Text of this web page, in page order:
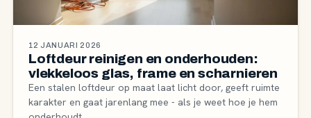
12 JANUARI 2026
Loftdeur reinigen en onderhouden:
vlekkeloos glas, frame en scharnieren
Een stalen loftdeur op maat laat licht door, geeft ruimte
karakter en gaat jarenlang mee - als je weet hoe je hem